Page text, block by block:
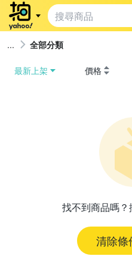
全部分類
最新上架 價格
找不到商品嗎？
清除條